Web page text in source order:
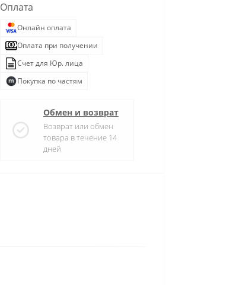
Оплата
Онлайн оплата
Оплата при получении
Счет для Юр. лица
Покупка по частям
Обмен и возврат
Возврат или обмен
товара в течение 14
дней